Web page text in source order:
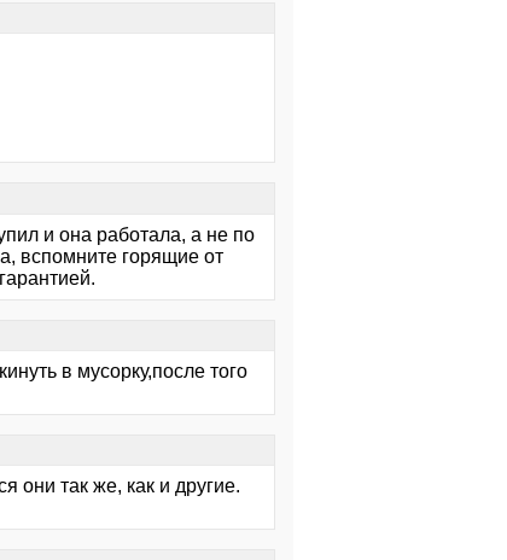
и она работала, а не по
вспомните горящие от
в мусорку,после того
они так же, как и другие.